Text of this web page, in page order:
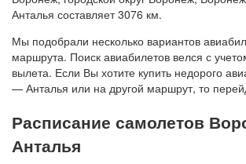
Анталья составляет 3076 км.
Мы подобрали несколько вариантов
маршрута. Поиск авиабилетов велся с
вылета. Если Вы хотите купить недорого
— Анталья или на другой маршрут, то
Расписание самолетов
Анталья